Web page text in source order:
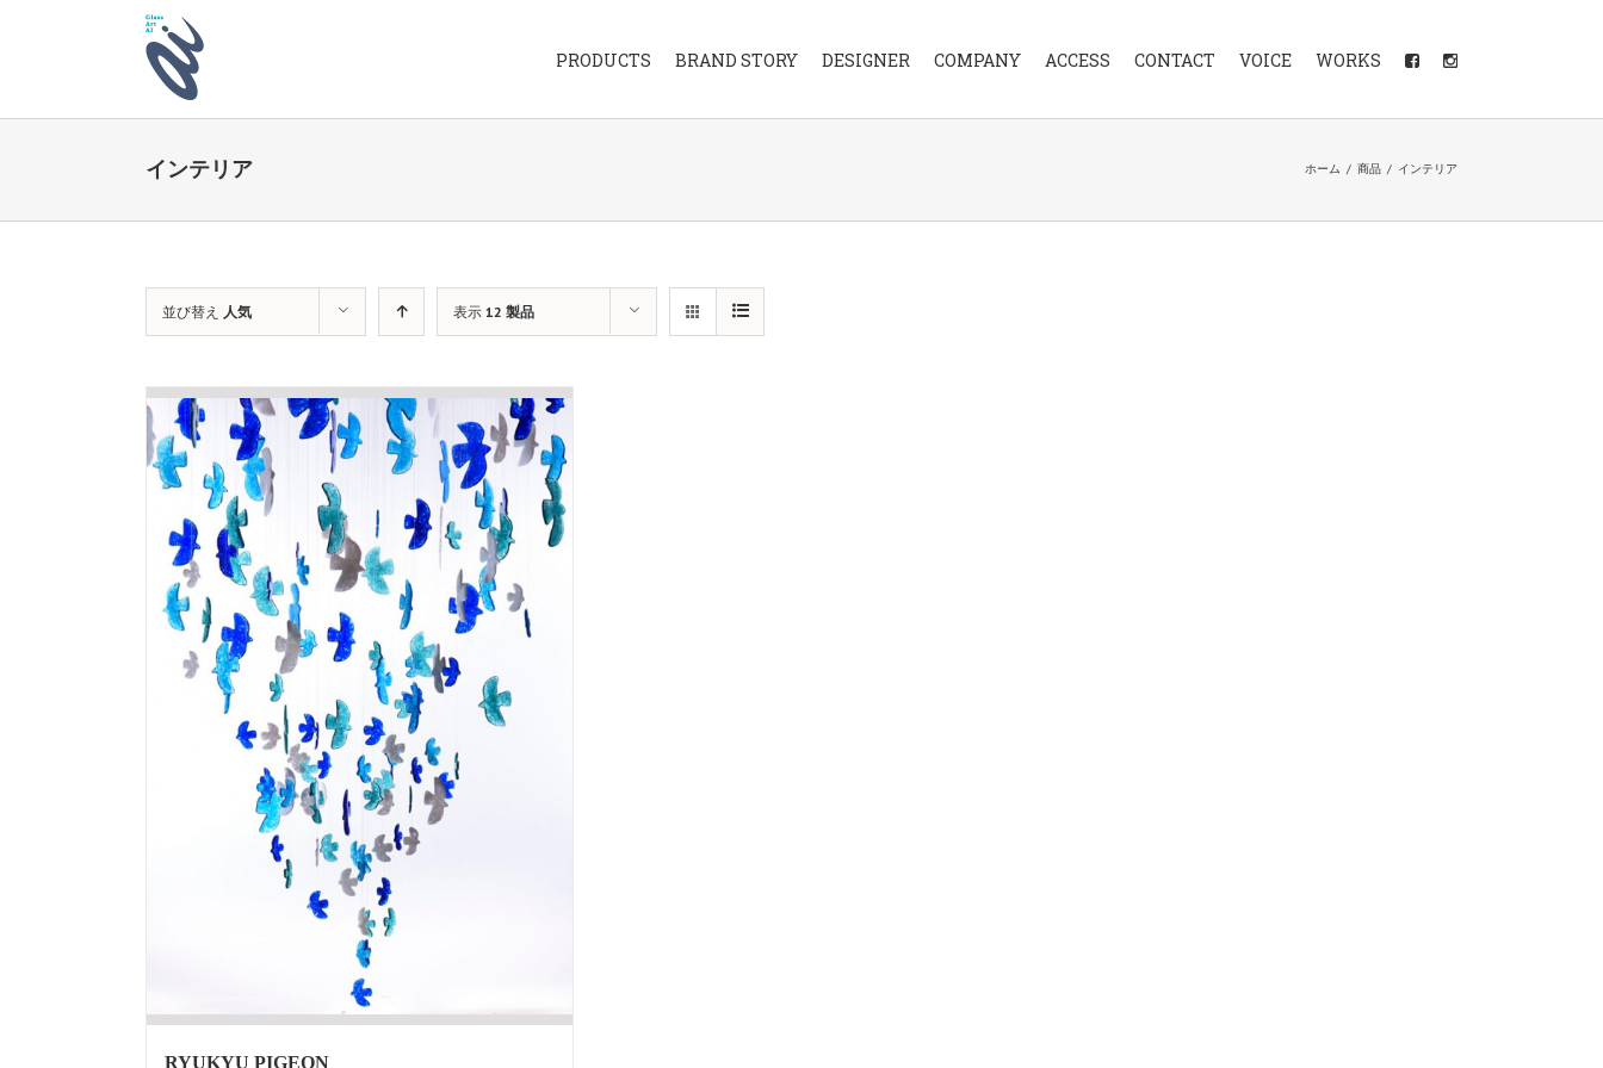
PRODUCTS BRAND STORY DESIGNER COMPANY ACCESS CONTACT VOICE WORKS
インテリア ホーム / 商品 / インテリア
並び替え 人気 表示 12 製品
RYUKYU PIGEON